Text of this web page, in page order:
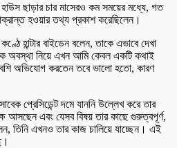
হাউস ছাড়ার চার মাসেরও কম সময়ের মধ্যে, গত
হওয়ার তথ্য প্রকাশ করেছিলেন।
হান্টার বাইডেন বলেন, তাকে এভাবে দেখা
অবস্থা নিয়ে এখন আমি কেবল একটি কথাই
অভিযোগ করতেন তবে ভালো হতো, কারণ
প্রেসিডেন্ট দমে যাননি উল্লেখ করে তার
আসছেন এবং যেসব বিষয় তার কাছে গুরুত্বপূর্ণ,
তিনি এখনও তার কাজ চালিয়ে যাচ্ছেন। এই